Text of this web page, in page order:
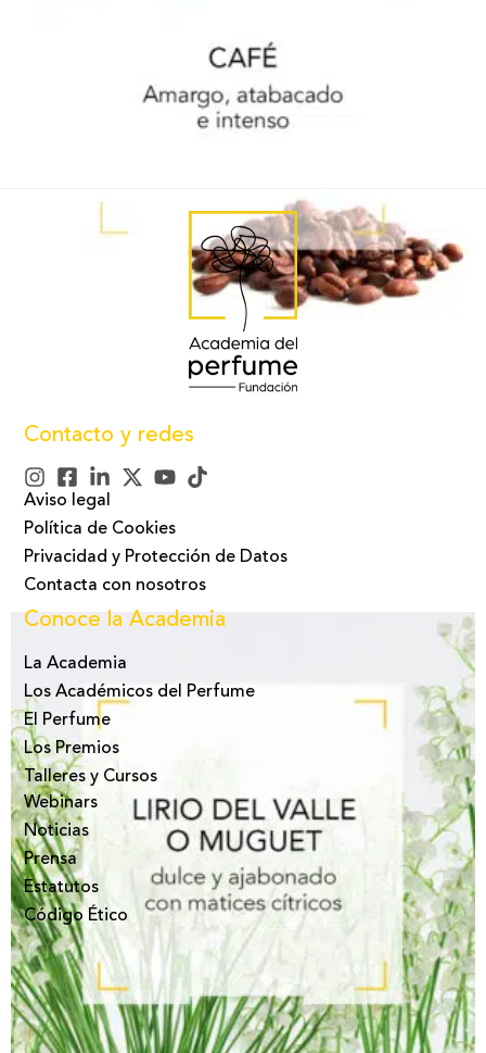
Contacto y redes
Aviso legal
Política de Cookies
Privacidad y Protección de Datos
Contacta con nosotros
Conoce la Academia
La Academia
Los Académicos del Perfume
El Perfume
Los Premios
Talleres y Cursos
Webinars
Noticias
Prensa
Estatutos
Código Ético